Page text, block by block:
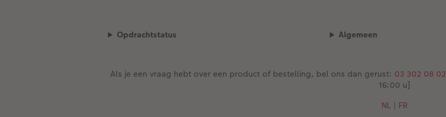
Opdrachtstatus Algemeen
Als je een vraag hebt over een product of bestelling, bel ons dan gerust: 03 302 08 02
16:00 u]
NL| FR